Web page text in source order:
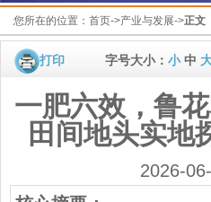
您所在的位置： 首页->产业与发展->正文
打印 字号大小： 小中
一肥六效，鲁
田间地头实地
2026-